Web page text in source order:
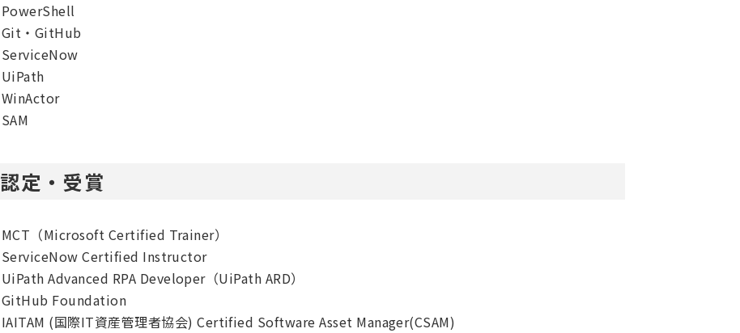
PowerShell
Git・GitHub
ServiceNow
UiPath
WinActor
SAM
認定・受賞
MCT（Microsoft Certified Trainer）
ServiceNow Certified Instructor
UiPath Advanced RPA Developer（UiPath ARD）
GitHub Foundation
IAITAM (国際IT資産管理者協会) Certified Software Asset Manager(CSAM)